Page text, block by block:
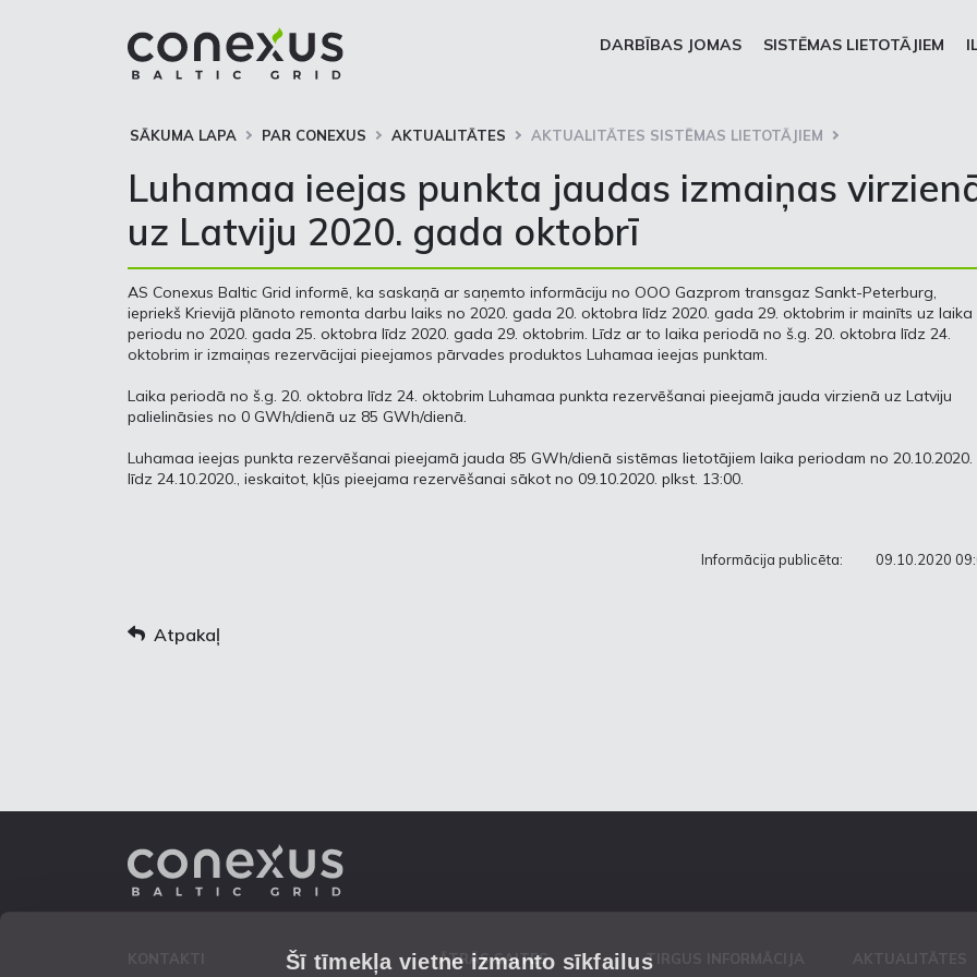
Šī tīmekļa vietne izmanto sīkfailus
DARBĪBAS JOMAS SISTĒMAS LIETOTĀJIEM
SĀKUMA LAPA PAR CONEXUS AKTUALITĀTES AKTUALITĀTES SISTĒMAS LIETOTĀJIEM
Luhamaa ieejas punkta jaudas izmaiņas
uz Latviju 2020. gada oktobrī
AS Conexus Baltic Grid informē, ka saskaņā ar saņemto informāciju no OOO Gazprom transgaz Sankt-Peterburg,
iepriekš Krievijā plānoto remonta darbu laiks no 2020. gada 20. oktobra līdz 2020. gada 29. oktobrim ir mainīts uz laika
periodu no 2020. gada 25. oktobra līdz 2020. gada 29. oktobrim. Līdz ar to laika periodā no š.g. 20. oktobra līdz 24.
oktobrim ir izmaiņas rezervācijai pieejamos pārvades produktos Luhamaa ieejas punktam.
Laika periodā no š.g. 20. oktobra līdz 24. oktobrim Luhamaa punkta rezervēšanai pieejamā jauda virzienā uz Latviju
palielināsies no 0 GWh/dienā uz 85 GWh/dienā.
Luhamaa ieejas punkta rezervēšanai pieejamā jauda 85 GWh/dienā sistēmas lietotājiem laika periodam no 20.10.2020.
līdz 24.10.2020., ieskaitot, kļūs pieejama rezervēšanai sākot no 09.10.2020. plkst. 13:00.
Informācija publicēta: 09.10.2020
Atpakaļ
ĀTRĀS SAITES TIRGUS INFORMĀCIJA